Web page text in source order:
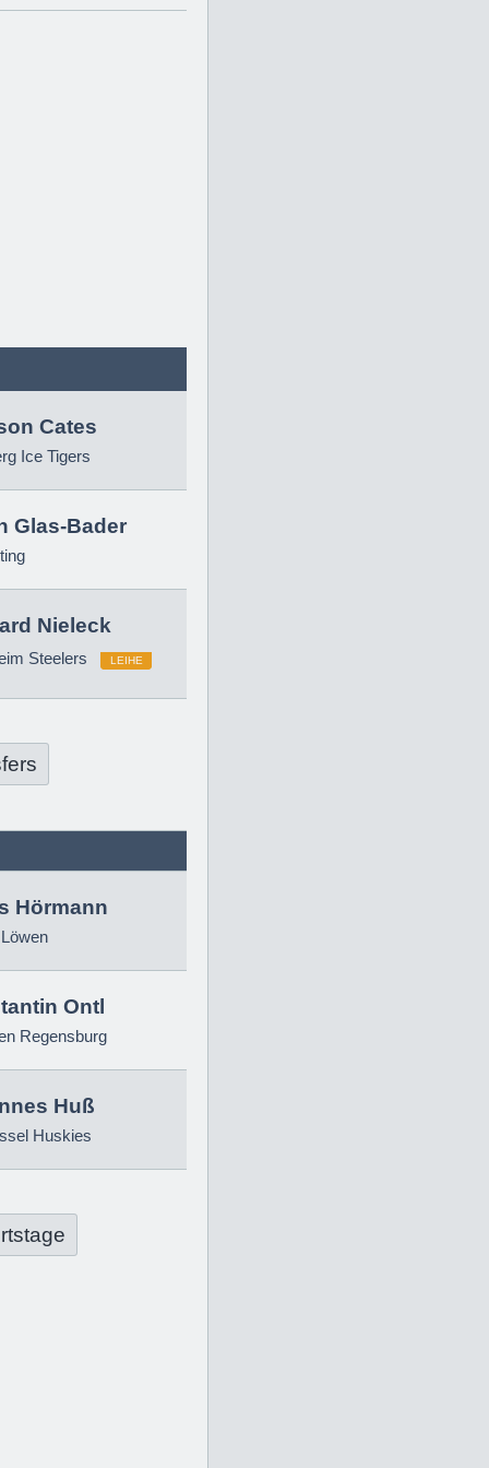
Cates
Ice Tigers
Glas-Bader
Nieleck
Steelers LEIHE
Hörmann
Ontl
Regensburg
Huß
Huskies